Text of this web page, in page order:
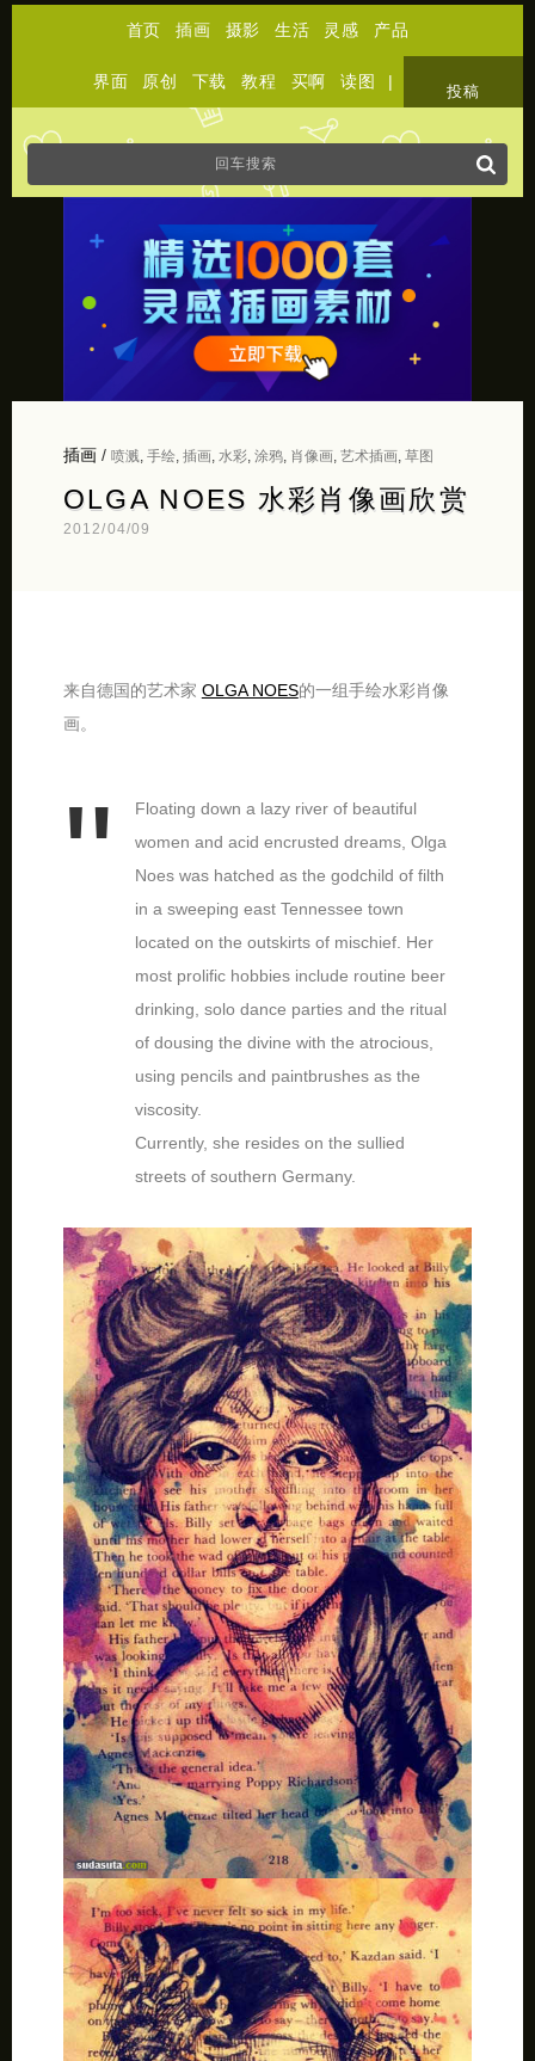
首页 插画 摄影 生活 灵感 产品
界面 原创 下载 教程 买啊 读图 |
投稿
插画/ 喷溅 手绘, 插画, 水彩, 涂鸦, 肖像画, 艺术插画, 草图
OLGA NOES 水彩肖像画欣赏
2012/04/09
来自德国的艺术家 OLGA NOES的一组手绘水彩肖像
画。
Floating down a lazy river of beautiful
women and acid encrusted dreams, Olga
Noes was hatched as the godchild of filth
in a sweeping east Tennessee town
located on the outskirts of mischief. Her
most prolific hobbies include routine beer
drinking, solo dance parties and the ritual
of dousing the divine with the atrocious,
using pencils and paintbrushes as the
viscosity.
Currently, she resides on the sullied
streets of southern Germany.